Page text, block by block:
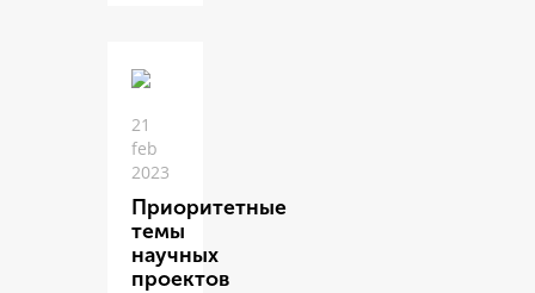
21
feb
2023
Приоритетные
темы
научных
проектов